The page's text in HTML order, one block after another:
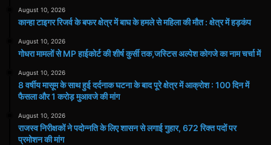
August 10, 2026
कान्हा टाइगर रिजर्व के बफर क्षेत्र में बाघ के हमले से महिला की मौत : क्षेत्र में हड़कंप
August 10, 2026
गोधरा मामलों से MP हाईकोर्ट की शीर्ष कुर्सी तक,जस्टिस अल्पेश कोगजे का नाम चर्चा में
August 10, 2026
8 वर्षीय मासूम के साथ हुई दर्दनाक घटना के बाद पूरे क्षेत्र में आक्रोश : 100 दिन में
फैसला और 1 करोड़ मुआवजे की मांग
August 10, 2026
राजस्व निरीक्षकों ने पदोन्नति के लिए शासन से लगाई गुहार, 672 रिक्त पदों पर
प्रमोशन की मांग